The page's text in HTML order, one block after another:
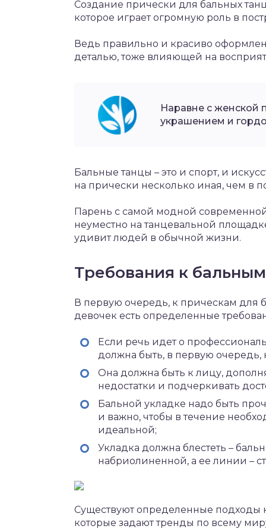
Создание прически для бальных
которое играет огромную роль в
Ведь правильно и красиво
деталью, тоже влияющей на
Наравне с женской
украшением и
Бальные танцы – это и спорт, и
на прически несколько иная, чем в
Парень с самой модной
неуместно на танцевальной
удивит людей в обычной жизни.
Требования к
В первую очередь, к прическам для
девочек есть определенные
Если речь идет о
должна быть, в первую
Она должна быть к лицу,
недостатки и подчеркивать
Бальной укладке надо быть
и важно, чтобы в течение
идеальной;
Укладка должна блестеть –
набриолиненной, а ее линии –
Существуют определенные подходы
которые задают тренды по всему